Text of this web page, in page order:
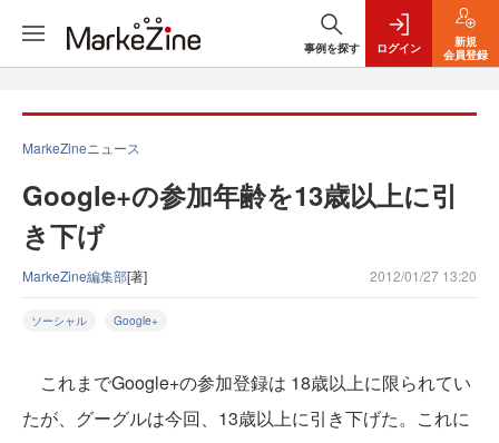
事例を探す ログイン
新規
会員登録
MarkeZineニュース
Google+の参加年齢を13歳以上に引
き下げ
MarkeZine編集部[著] 2012/01/27 13:20
ソーシャル Google+
これまでGoogle+の参加登録は 18歳以上に限られてい
たが、グーグルは今回、13歳以上に引き下げた。これに